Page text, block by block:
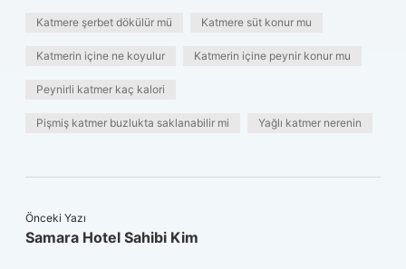
Katmere şerbet dökülür mü Katmere süt konur mu
Katmerin içine ne koyulur Katmerin içine peynir konur mu
Peynirli katmer kaç kalori
Pişmiş katmer buzlukta saklanabilir mi Yağlı katmer nerenin
Önceki Yazı
Samara Hotel Sahibi Kim